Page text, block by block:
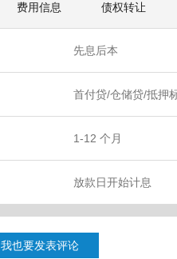
费用信息 债权转让
先息后本
首付贷/仓储贷/抵押
1-12 个月
放款日开始计息
我也要发表评论